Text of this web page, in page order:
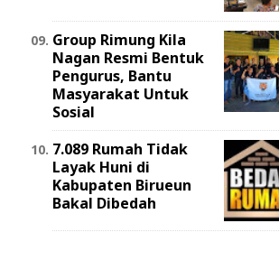
Group Rimung Kila
Nagan Resmi Bentuk
Pengurus, Bantu
Masyarakat Untuk
Sosial
7.089 Rumah Tidak
Layak Huni di
Kabupaten Birueun
Bakal Dibedah